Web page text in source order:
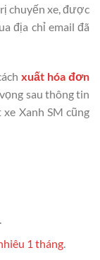
chuyến xe, được
địa chỉ email đã
xuất hóa đơn
sau thông tin
Xanh SM cũng
1 tháng.